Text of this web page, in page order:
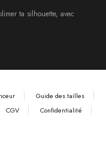
ta silhouette, avec
Guide des tailles
CGV
Confidentialité